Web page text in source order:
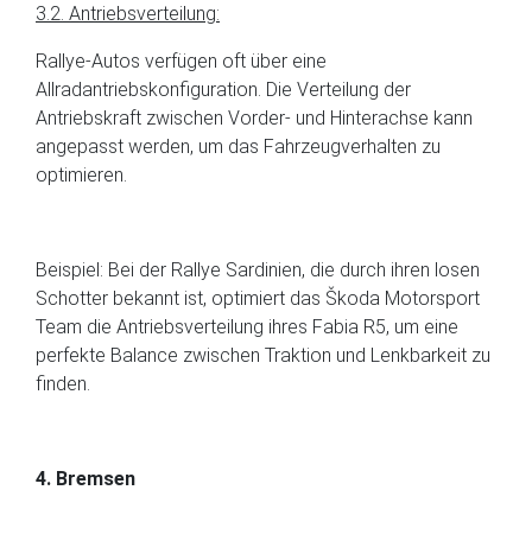
3.2. Antriebsverteilung:
Rallye-Autos verfügen oft über eine
Allradantriebskonfiguration. Die Verteilung der
Antriebskraft zwischen Vorder- und Hinterachse kann
angepasst werden, um das Fahrzeugverhalten zu
optimieren.
Beispiel: Bei der Rallye Sardinien, die durch ihren losen
Schotter bekannt ist, optimiert das Škoda Motorsport
Team die Antriebsverteilung ihres Fabia R5, um eine
perfekte Balance zwischen Traktion und Lenkbarkeit zu
finden.
4. Bremsen